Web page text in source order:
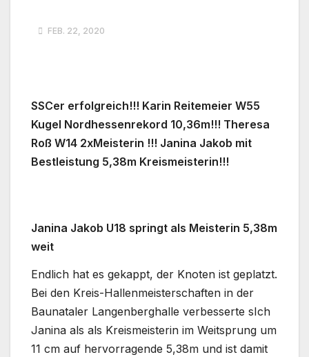
FEB. 22, 2020
SSCer erfolgreich!!! Karin Reitemeier W55
Kugel Nordhessenrekord 10,36m!!! Theresa
Roß W14 2xMeisterin !!! Janina Jakob mit
Bestleistung 5,38m Kreismeisterin!!!
Janina Jakob U18 springt als Meisterin 5,38m
weit
Endlich hat es gekappt, der Knoten ist geplatzt.
Bei den Kreis-Hallenmeisterschaften in der
Baunataler Langenberghalle verbesserte sIch
Janina als als Kreismeisterin im Weitsprung um
11 cm auf hervorragende 5,38m und ist damit